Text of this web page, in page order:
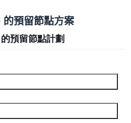
預留節點方案